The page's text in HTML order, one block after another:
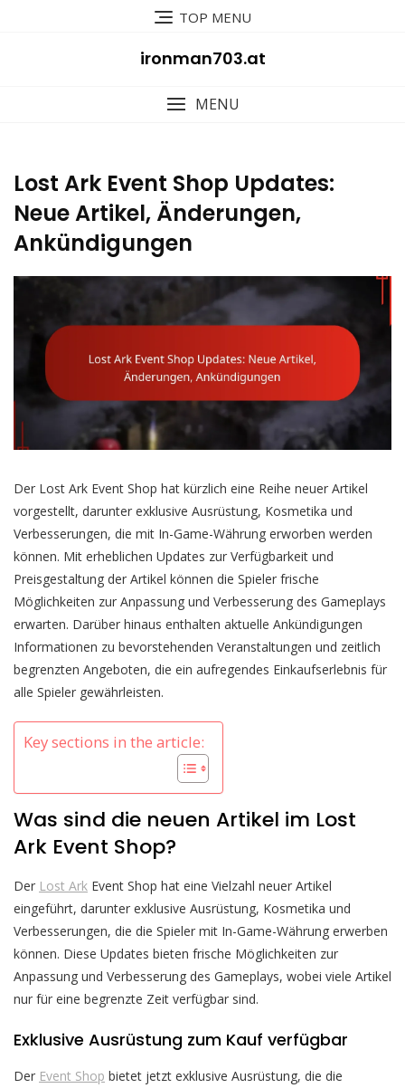
TOP MENU
ironman703.at
MENU
Lost Ark Event Shop Updates:
Neue Artikel, Änderungen,
Ankündigungen
Der Lost Ark Event Shop hat kürzlich eine Reihe neuer Artikel
vorgestellt, darunter exklusive Ausrüstung, Kosmetika und
Verbesserungen, die mit In-Game-Währung erworben werden
können. Mit erheblichen Updates zur Verfügbarkeit und
Preisgestaltung der Artikel können die Spieler frische
Möglichkeiten zur Anpassung und Verbesserung des Gameplays
erwarten. Darüber hinaus enthalten aktuelle Ankündigungen
Informationen zu bevorstehenden Veranstaltungen und zeitlich
begrenzten Angeboten, die ein aufregendes Einkaufserlebnis für
alle Spieler gewährleisten.
Key sections in the article:
Was sind die neuen Artikel im Lost
Ark Event Shop?
Der Lost Ark Event Shop hat eine Vielzahl neuer Artikel
eingeführt, darunter exklusive Ausrüstung, Kosmetika und
Verbesserungen, die die Spieler mit In-Game-Währung erwerben
können. Diese Updates bieten frische Möglichkeiten zur
Anpassung und Verbesserung des Gameplays, wobei viele Artikel
nur für eine begrenzte Zeit verfügbar sind.
Exklusive Ausrüstung zum Kauf verfügbar
Der Event Shop bietet jetzt exklusive Ausrüstung, die die